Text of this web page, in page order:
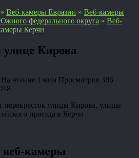
» Веб-камеры Евразии » Веб-камеры
федерального округа » Веб-
Керчи
Кирова
На чтение 1 мин Просмотров 386
перекресток улицы Кирова, улицы
проезда в Керчи
веб-камеры